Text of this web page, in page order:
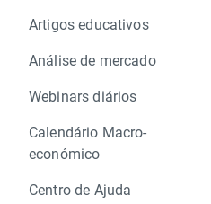
Artigos educativos
Análise de mercado
Webinars diários
Calendário Macro-
económico
Centro de Ajuda